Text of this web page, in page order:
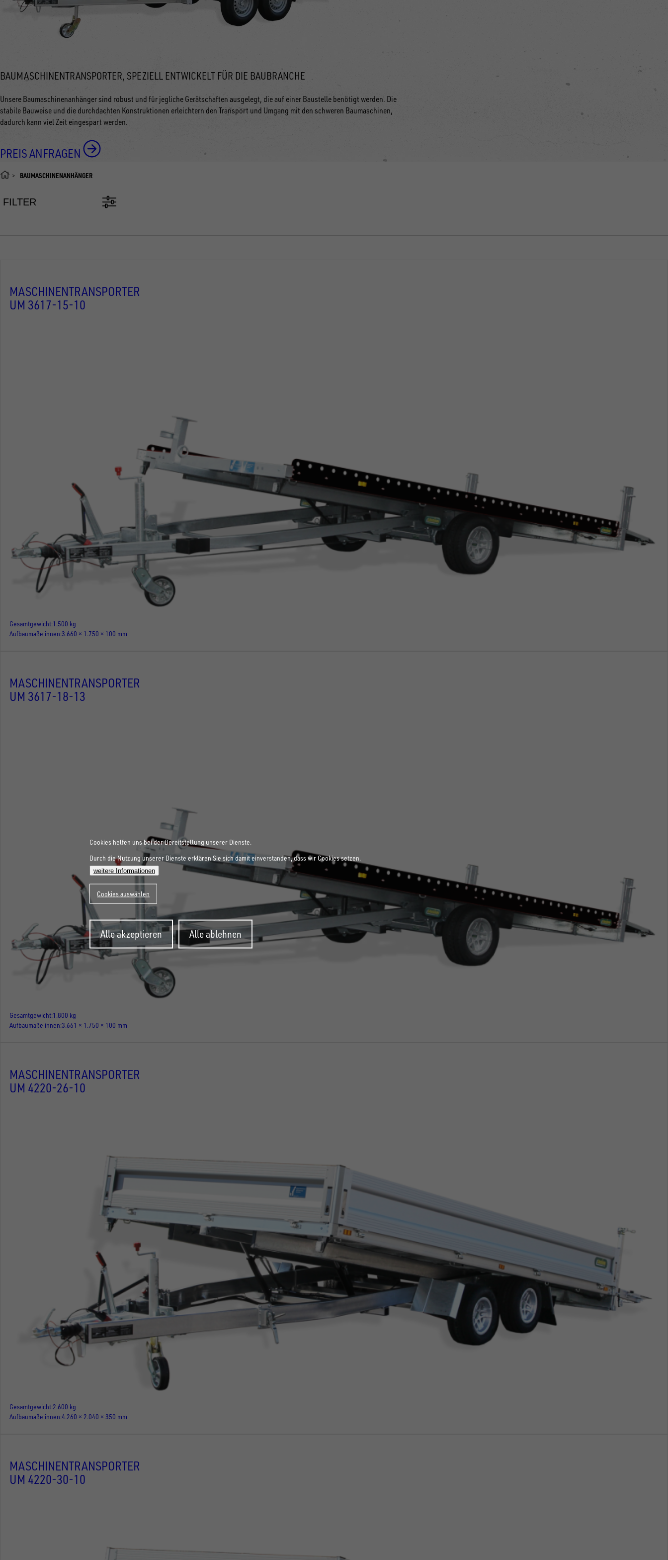
BAUMASCHINENTRANSPORTER, SPEZIELL ENTWICKELT FÜR DIE BAUBRANCHE
Unsere Baumaschinenanhänger sind robust und für jegliche Gerätschaften ausgelegt, die auf einer Baustelle benötigt werden. Die
stabile Bauweise und die durchdachten Konstruktionen erleichtern den Transport und Umgang mit den schweren Baumaschinen,
dadurch kann viel Zeit eingespart werden.
PREIS ANFRAGEN
BAUMASCHINENANHÄNGER
FILTER
MASCHINENTRANSPORTER
UM 3617-15-10
Gesamtgewicht 1.500 kg
Aufbaumaße innen 3.660 × 1.750 × 100 mm
MASCHINENTRANSPORTER
UM 3617-18-13
Gesamtgewicht 1.800 kg
Aufbaumaße innen 3.661 × 1.750 × 100 mm
MASCHINENTRANSPORTER
UM 4220-26-10
Gesamtgewicht 2.600 kg
Aufbaumaße innen 4.260 × 2.040 × 350 mm
MASCHINENTRANSPORTER
UM 4220-30-10
Cookies helfen uns bei der Bereitstellung unserer Dienste.
Durch die Nutzung unserer Dienste erklären Sie sich damit einverstanden, dass wir Cookies setzen.
weitere Informationen
Cookies auswählen
Alle akzeptieren
Zustimmung
zurückziehen
Alle ablehnen